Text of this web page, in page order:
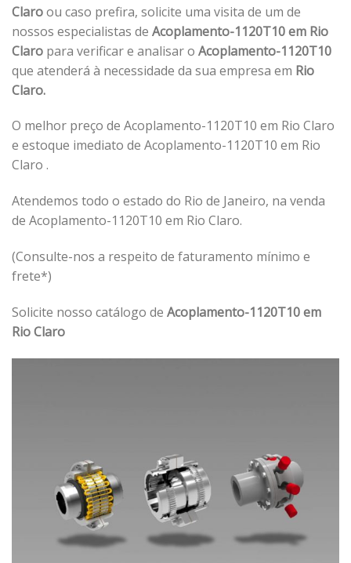
Claroou caso prefira, solicite uma visita de um de
nossos especialistas de Acoplamento-1120T10 em Rio
Claro para verificar e analisar o Acoplamento-1120T10
que atenderá à necessidade da sua empresa em Rio
Claro.
O melhor preço de Acoplamento-1120T10 em Rio Claro
e estoque imediato de Acoplamento-1120T10 em Rio
Claro .
Atendemos todo o estado do Rio de Janeiro, na venda
de Acoplamento-1120T10 em Rio Claro.
(Consulte-nos a respeito de faturamento mínimo e
frete*)
Solicite nosso catálogo de Acoplamento-1120T10 em
Rio Claro